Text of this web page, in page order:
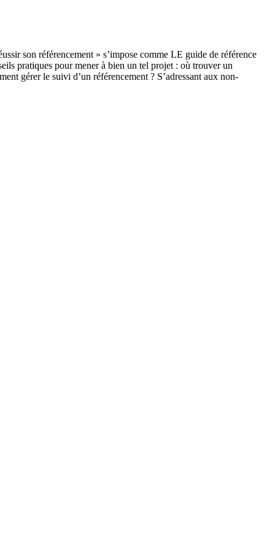
son référencement » s’impose comme LE guide de référence
pratiques pour mener à bien un tel projet : où trouver un
gérer le suivi d’un référencement ? S’adressant aux non-